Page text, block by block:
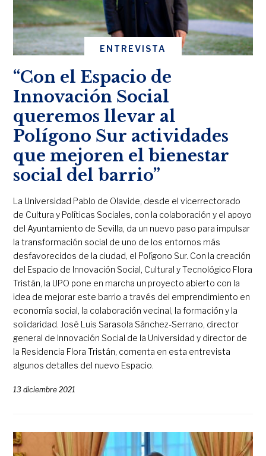
ENTREVISTA
“Con el Espacio de
Innovación Social
queremos llevar al
Polígono Sur actividades
que mejoren el bienestar
social del barrio”
La Universidad Pablo de Olavide, desde el vicerrectorado
de Cultura y Políticas Sociales, con la colaboración y el apoyo
del Ayuntamiento de Sevilla, da un nuevo paso para impulsar
la transformación social de uno de los entornos más
desfavorecidos de la ciudad, el Polígono Sur. Con la creación
del Espacio de Innovación Social, Cultural y Tecnológico Flora
Tristán, la UPO pone en marcha un proyecto abierto con la
idea de mejorar este barrio a través del emprendimiento en
economía social, la colaboración vecinal, la formación y la
solidaridad. José Luis Sarasola Sánchez-Serrano, director
general de Innovación Social de la Universidad y director de
la Residencia Flora Tristán, comenta en esta entrevista
algunos detalles del nuevo Espacio.
13 diciembre 2021